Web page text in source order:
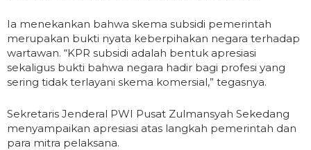
Ia menekankan bahwa skema subsidi pemerintah
merupakan bukti nyata keberpihakan negara terhadap
wartawan. “KPR subsidi adalah bentuk apresiasi
sekaligus bukti bahwa negara hadir bagi profesi yang
sering tidak terlayani skema komersial,” tegasnya.
Sekretaris Jenderal PWI Pusat Zulmansyah Sekedang
menyampaikan apresiasi atas langkah pemerintah dan
para mitra pelaksana.